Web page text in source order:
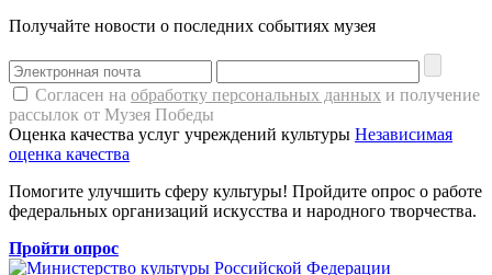
Получайте новости о последних событиях музея
Согласен на обработку персональных данных и получение
рассылок от Музея Победы
Оценка качества услуг учреждений культуры Независимая
оценка качества
Помогите улучшить сферу культуры! Пройдите опрос о работе
федеральных организаций искусства и народного творчества.
Пройти опрос